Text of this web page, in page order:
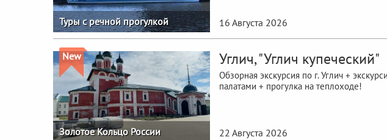
Туры с речной прогулкой 16 Августа 2026
New
Золотое Кольцо России
Углич, "Углич купеческий"
Обзорная экскурсия по г. Углич +
палатами + ​​​​​​​прогулка на теплоходе!
22 Августа 2026